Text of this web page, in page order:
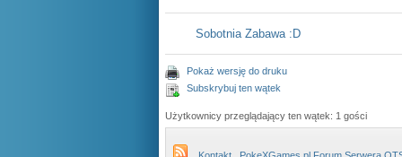
Sobotnia Zabawa :D
Pokaż wersję do druku
Subskrybuj ten wątek
Użytkownicy przeglądający ten wątek: 1 gości